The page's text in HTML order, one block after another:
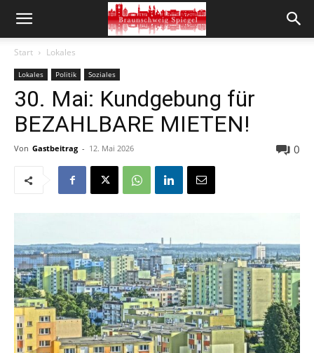
Start Lokales
Lokales Politik Soziales
30. Mai: Kundgebung für
BEZAHLBARE MIETEN!
Von Gastbeitrag - 12. Mai 2026 0